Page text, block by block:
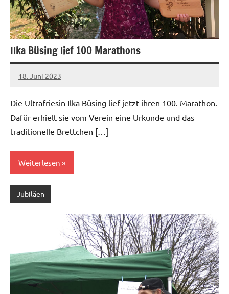
Ilka Büsing lief 100 Marathons
18. Juni 2023
admin
Keine
Die Ultrafriesin Ilka Büsing lief jetzt ihren 100. Marathon.
Dafür erhielt sie vom Verein eine Urkunde und das
traditionelle Brettchen […]
Weiterlesen
Jubiläen